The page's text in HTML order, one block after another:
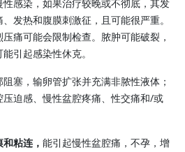
感染，如果治疗较晚或不彻底，其发
发热和腹膜刺激征，且可能很严重。
痛可能会限制检查。脓肿可能破裂，
引起感染性休克。
塞，输卵管扩张并充满非脓性液体；
迫感、慢性盆腔疼痛、性交痛和/或
粘连， 能引起慢性盆腔痛，不孕，增